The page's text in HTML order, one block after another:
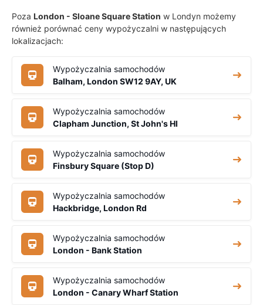
Poza London - Sloane Square Station w Londyn możemy
również porównać ceny wypożyczalni w następujących
lokalizacjach:
Wypożyczalnia samochodów
Balham, London SW12 9AY, UK
Wypożyczalnia samochodów
Clapham Junction, St John's Hl
Wypożyczalnia samochodów
Finsbury Square (Stop D)
Wypożyczalnia samochodów
Hackbridge, London Rd
Wypożyczalnia samochodów
London - Bank Station
Wypożyczalnia samochodów
London - Canary Wharf Station